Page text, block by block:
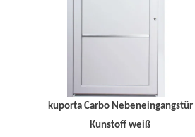
kuporta Carbo Nebeneingangstür
Kunstoff weiß